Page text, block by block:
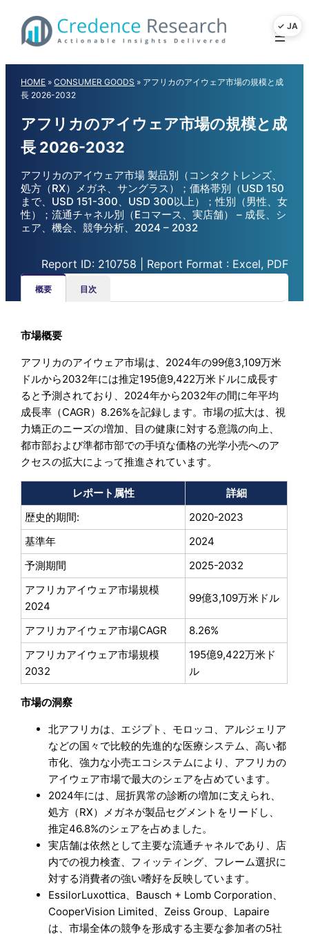
content
HOME »CONSUMER GOODS » アフリカのアイウェア市場の規模と成
長 2026-2032
アフリカのアイウェア市場の規模と成
長 2026-2032
アフリカのアイウェア市場 製品別（コンタクトレンズ、
処方（RX）メガネ、サングラス）；価格帯別（USD 150
まで、USD 151-300、USD 300以上）；性別（男性、女
性）；流通チャネル別（Eコマース、実店舗） – 成長、シ
ェア、機会、競争分析、2024 – 2032
Report ID: 210758 | Report Format : Excel, PDF
概要 目次
市場概要
アフリカのアイウェア市場は、2024年の99億3,109万米
ドルから2032年には推定195億9,422万米ドルに成長す
ると予測されており、2024年から2032年の間に年平均
成長率（CAGR）8.26%を記録します。市場の拡大は、視
力矯正のニーズの増加、目の健康に対する意識の向上、
都市部および準都市部での手頃な価格の光学小売へのア
クセスの拡大によって推進されています。
レポート属性
詳細
歴史的期間:
2020-2023
基準年
2024
予測期間
2025-2032
アフリカアイウェア市場規模
2024
99億3,109万米ドル
アフリカアイウェア市場CAGR
8.26%
アフリカアイウェア市場規模
2032
195億9,422万米ド
ル
市場の洞察
北アフリカは、エジプト、モロッコ、アルジェリア
などの国々で比較的先進的な医療システム、高い都
市化、強力な小売エコシステムにより、アフリカの
アイウェア市場で最大のシェアを占めています。
2024年には、屈折異常の診断の増加に支えられ、
処方（RX）メガネが製品セグメントをリードし、
推定46.8%のシェアを占めました。
実店舗は依然として主要な流通チャネルであり、店
内での視力検査、フィッティング、フレーム選択に
対する消費者の強い嗜好を反映しています。
EssilorLuxottica、Bausch + Lomb Corporation、
CooperVision Limited、Zeiss Group、Lapaire
は、市場全体の競争を形成する主要な参加者の5社